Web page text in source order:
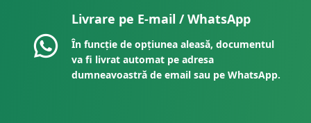
Livrare pe E-mail / WhatsApp
În funcție de opțiunea aleasă, documentul
va fi livrat automat pe adresa
dumneavoastră de email sau pe WhatsApp.